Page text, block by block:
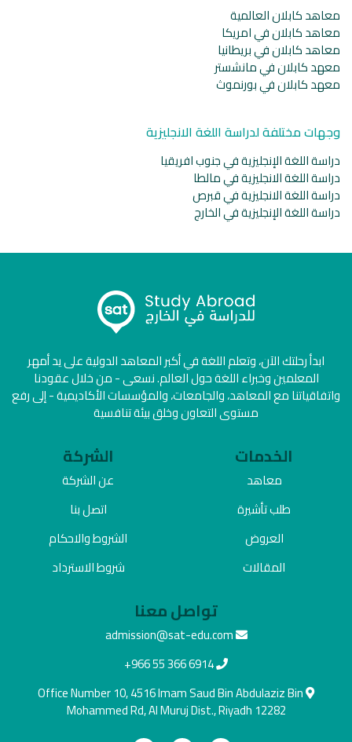
معاهد كابلان العالمية
معاهد كابلان في امريكا
معاهد كابلان في بريطانيا
معهد كابلان في مانشستر
معهد كابلان في بورنموث
وجهات مختلفة لدراسة اللغة الانجليزية
دراسة اللغة الإنجليزية في جنوب افريقيا
دراسة اللغة الانجليزية في مالطا
دراسة اللغة الانجليزية في قبرص
دراسة اللغة الإنجليزية في الخارج
ابدأ رحلتك الآن، وتعلم اللغة في أكبر المعاهد الدولية على يد أمهر
المعلمين وخبراء اللغة حول العالم. نسعى - من خلال عقودنا
واتفاقياتنا مع المعاهد، والجامعات، والمؤسسات الأكاديمية - إلى رفع
مستوى التعاون وخلق بيئة تنافسية
الخدمات
معاهد
طلب تأشيرة
العروض
المقالات
الشركة
عن الشركة
اتصل بنا
الشروط والاحكام
شروط الاسترداد
تواصل معنا
admission@sat-edu.com
+966 55 366 6914
Office Number 10, 4516 Imam Saud Bin Abdulaziz Bin
Mohammed Rd, Al Muruj Dist., Riyadh 12282